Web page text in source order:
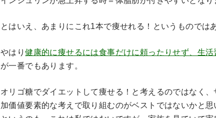
とはいえ、あまりにこれ1本で痩せれる！というものでは
やはり健康的に痩せるには食事だけに頼ったりせず、生活
が一番でもあります。
オリゴ糖でダイエットして痩せる！と考えるのではなく
加価値要素的な考えで取り組むのがベストではないかと思